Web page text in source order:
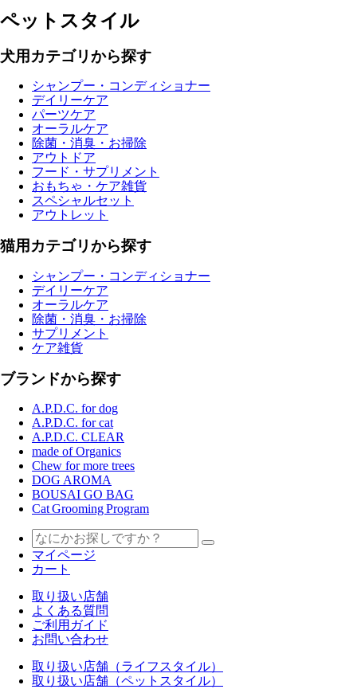
ペットスタイル
犬用カテゴリから探す
シャンプー・コンディショナー
デイリーケア
パーツケア
オーラルケア
除菌・消臭・お掃除
アウトドア
フード・サプリメント
おもちゃ・ケア雑貨
スペシャルセット
アウトレット
猫用カテゴリから探す
シャンプー・コンディショナー
デイリーケア
オーラルケア
除菌・消臭・お掃除
サプリメント
ケア雑貨
ブランドから探す
A.P.D.C. for dog
A.P.D.C. for cat
A.P.D.C. CLEAR
made of Organics
Chew for more trees
DOG AROMA
BOUSAI GO BAG
Cat Grooming Program
マイページ
カート
取り扱い店舗
よくある質問
ご利用ガイド
お問い合わせ
取り扱い店舗（ライフスタイル）
取り扱い店舗（ペットスタイル）